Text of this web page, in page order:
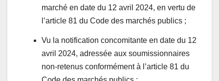
marché en date du 12 avril 2024, en vertu de
l’article 81 du Code des marchés publics ;
Vu la notification concomitante en date du 12
avril 2024, adressée aux soumissionnaires
non-retenus conformément à l’article 81 du